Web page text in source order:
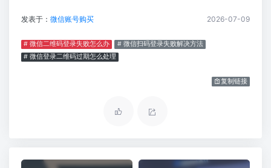
发表于： 微信账号购买 2026-07-09
# 微信二维码登录失败怎么办
# 微信扫码登录失败解决方法
# 微信登录二维码过期怎么处理
复制链接